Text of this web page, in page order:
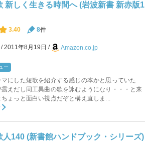
新しく生きる時間へ (岩波新書 新赤版1
3.40 8件
2011年8月19日 Amazon.co.jp
ー
にした短歌を紹介する感じの本かと思っていた
震えだし同工異曲の歌を詠むようになり・・・と来
ょっと面白い視点だぞと構え直しま...
人140 (新書館ハンドブック・シリーズ)